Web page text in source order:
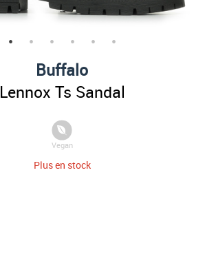
Buffalo
Lennox Ts Sandal
Vegan
Plus en stock